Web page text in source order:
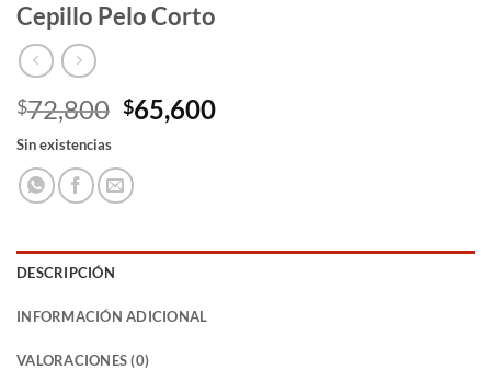
Cepillo Pelo Corto
$72,800 El
precio
original
era:
$72,800.
$65,600El
Sin existencias
DESCRIPCIÓN
INFORMACIÓN ADICIONAL
VALORACIONES (0)